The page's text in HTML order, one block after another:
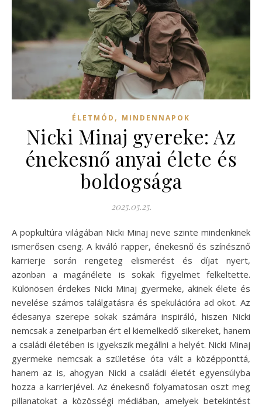
ÉLETMÓD , MINDENNAPOK
Nicki Minaj gyereke: Az
énekesnő anyai élete és
boldogsága
2025.05.25.
A popkultúra világában Nicki Minaj neve szinte mindenkinek
ismerősen cseng. A kiváló rapper, énekesnő és színésznő
karrierje során rengeteg elismerést és díjat nyert,
azonban a magánélete is sokak figyelmet felkeltette.
Különösen érdekes Nicki Minaj gyermeke, akinek élete és
nevelése számos találgatásra és spekulációra ad okot. Az
édesanya szerepe sokak számára inspiráló, hiszen Nicki
nemcsak a zeneiparban ért el kiemelkedő sikereket, hanem
a családi életében is igyekszik megállni a helyét. Nicki Minaj
gyermeke nemcsak a születése óta vált a középponttá,
hanem az is, ahogyan Nicki a családi életét egyensúlyba
hozza a karrierjével. Az énekesnő folyamatosan oszt meg
pillanatokat a közösségi médiában, amelyek betekintést